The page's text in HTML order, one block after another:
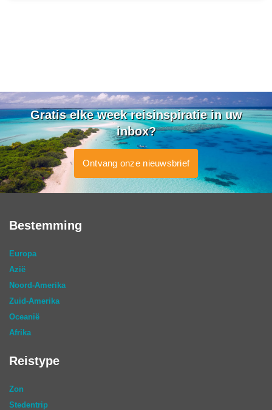
Gratis elke week reisinspiratie in uw
inbox?
Ontvang onze nieuwsbrief
Bestemming
Europa
Azië
Noord-Amerika
Zuid-Amerika
Oceanië
Afrika
Reistype
Zon
Stedentrip